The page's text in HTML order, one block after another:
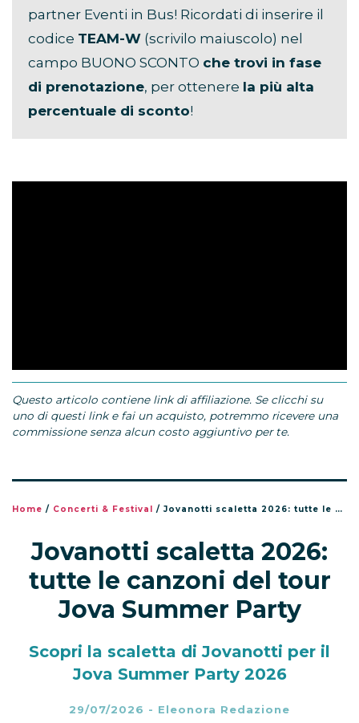
partner Eventi in Bus! Ricordati di inserire il
codice TEAM-W (scrivilo maiuscolo) nel
campo BUONO SCONTO che trovi in fase
di prenotazione, per ottenere la più alta
percentuale di sconto!
Questo articolo contiene link di affiliazione. Se clicchi su
uno di questi link e fai un acquisto, potremmo ricevere una
commissione senza alcun costo aggiuntivo per te.
Home / Concerti & Festival / Jovanotti scaletta 2026: tutte le canzoni del tour Jova Summer Party
Jovanotti scaletta 2026:
tutte le canzoni del tour
Jova Summer Party
Scopri la scaletta di Jovanotti per il
Jova Summer Party 2026
29/07/2026 - Eleonora Redazione